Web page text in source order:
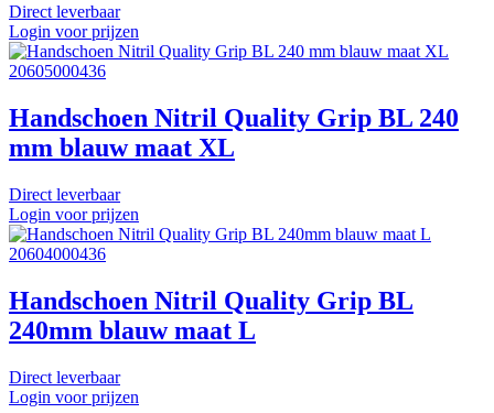
Direct leverbaar
Login voor prijzen
20605000436
Handschoen Nitril Quality Grip BL 240
mm blauw maat XL
Direct leverbaar
Login voor prijzen
20604000436
Handschoen Nitril Quality Grip BL
240mm blauw maat L
Direct leverbaar
Login voor prijzen